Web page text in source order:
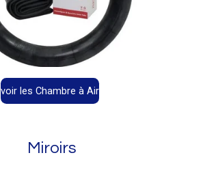
voir les Chambre à Air
Miroirs